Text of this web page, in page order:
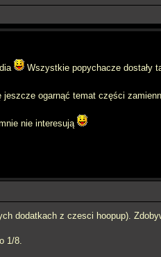
Wszystkie popychacze dostały
jeszcze ogarnąć temat części
nie interesują
dodatkach z czesci hoopup).
1/8.